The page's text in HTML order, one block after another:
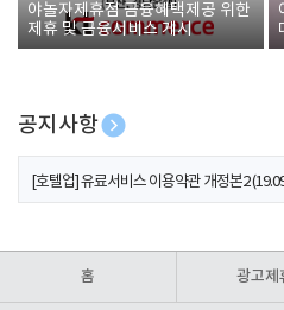
야놀자제휴점 금융혜택제공 위한
제휴 및 금융서비스 게시
공지사항
[호텔업] 개인정보 처리방침 개정본1 (19.09.02)
[호텔업] 유료서비스 이용약관 개정본2
홈 광고제